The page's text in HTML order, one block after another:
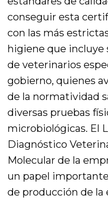
conseguir esta
con las más
higiene que incluye
de veterinarios
gobierno, quienes
de la normatividad
diversas pruebas
microbiológicas. El
Diagnóstico
Molecular de la
un papel
de producción de la